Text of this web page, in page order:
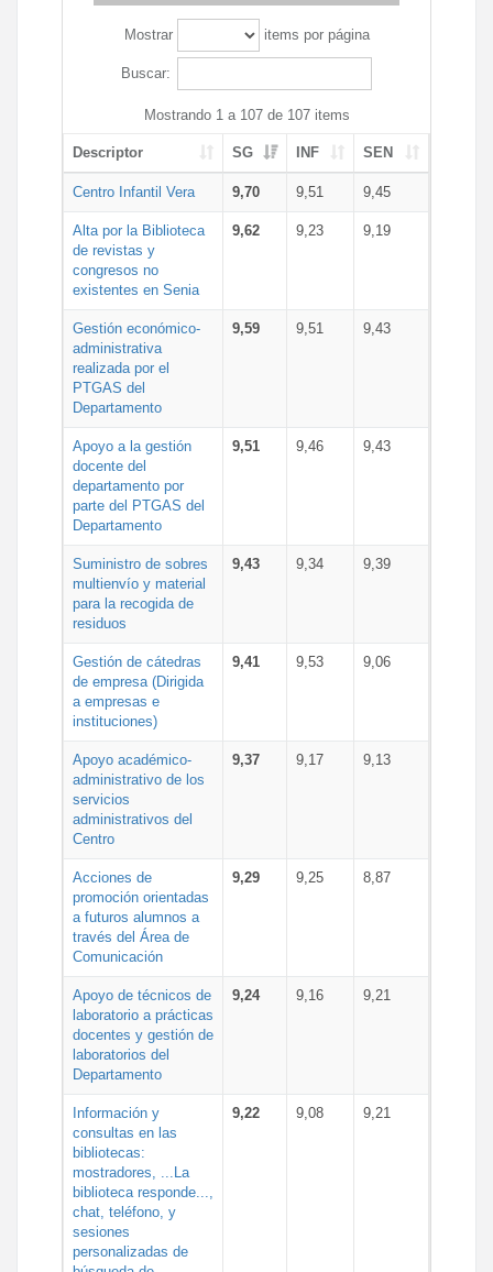
Mostrar items por página
Buscar:
Mostrando 1 a 107 de 107 items
Descriptor SG INF SEN
Centro Infantil Vera 9,70 9,51 9,45
Alta por la Biblioteca
de revistas y
congresos no
existentes en Senia
9,62 9,23 9,19
Gestión económico-
administrativa
realizada por el
PTGAS del
Departamento
9,59 9,51 9,43
Apoyo a la gestión
docente del
departamento por
parte del PTGAS del
Departamento
9,51 9,46 9,43
Suministro de sobres
multienvío y material
para la recogida de
residuos
9,43 9,34 9,39
Gestión de cátedras
de empresa (Dirigida
a empresas e
instituciones)
9,41 9,53 9,06
Apoyo académico-
administrativo de los
servicios
administrativos del
Centro
9,37 9,17 9,13
Acciones de
promoción orientadas
a futuros alumnos a
través del Área de
Comunicación
9,29 9,25 8,87
Apoyo de técnicos de
laboratorio a prácticas
docentes y gestión de
laboratorios del
Departamento
9,24 9,16 9,21
Información y
consultas en las
bibliotecas:
mostradores, ...La
biblioteca responde...,
chat, teléfono, y
sesiones
personalizadas de
9,22 9,08 9,21